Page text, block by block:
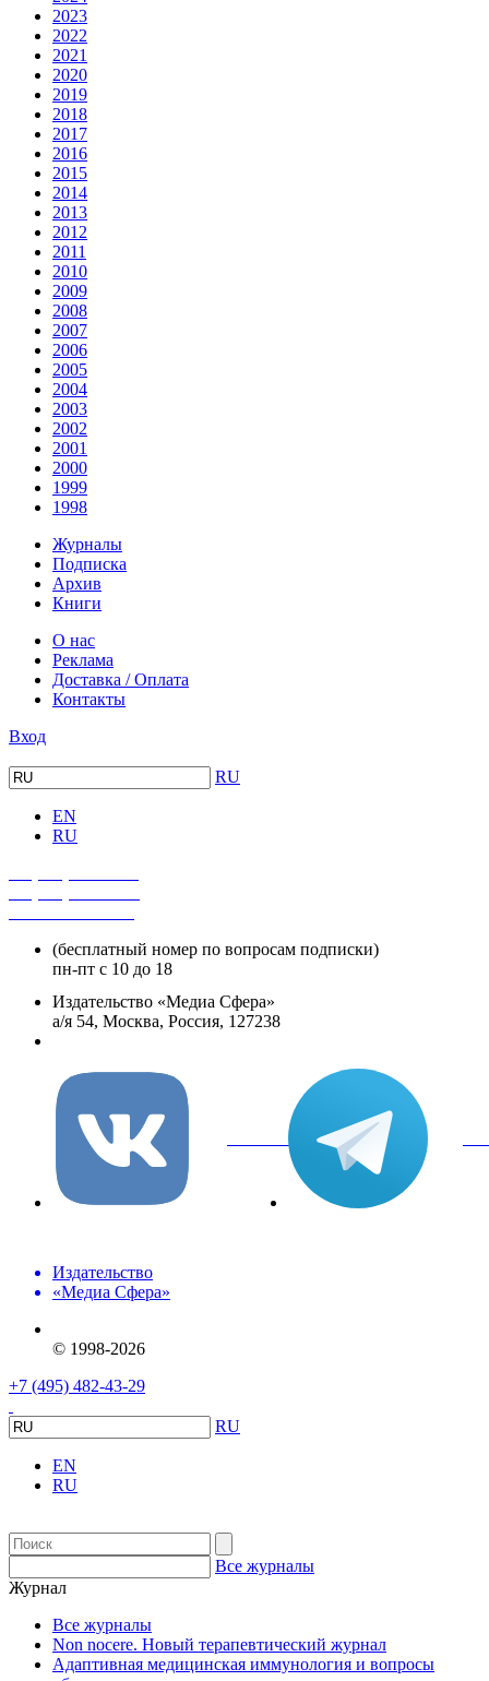
2023
2022
2021
2020
2019
2018
2017
2016
2015
2014
2013
2012
2011
2010
2009
2008
2007
2006
2005
2004
2003
2002
2001
2000
1999
1998
Журналы
Подписка
Архив
Книги
О нас
Реклама
Доставка / Оплата
Контакты
Вход
RU
EN
RU
(бесплатный номер по вопросам подписки)
пн-пт с 10 до 18
Издательство «Медиа Сфера»
а/я 54, Москва, Россия, 127238
вКонтакте
Издательство
«Медиа Сфера»
© 1998-2026
+7 (495) 482-43-29
RU
EN
RU
Все журналы
Журнал
Все журналы
Non nocere. Новый терапевтический журнал
Адаптивная медицинская иммунология и вопросы